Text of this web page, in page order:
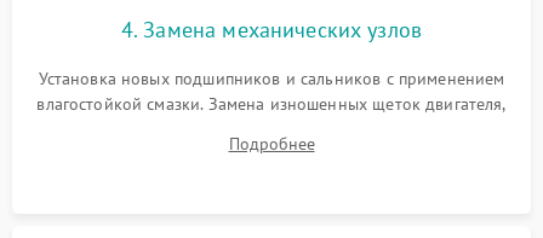
4. Замена механических узлов
Установка новых подшипников и сальников с применением
влагостойкой смазки. Замена изношенных щеток двигателя,
или поврежденной резиновой манжеты.
Подробнее